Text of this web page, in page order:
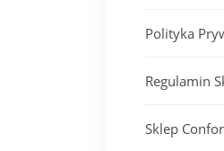
Polityka
Regulamin
Sklep